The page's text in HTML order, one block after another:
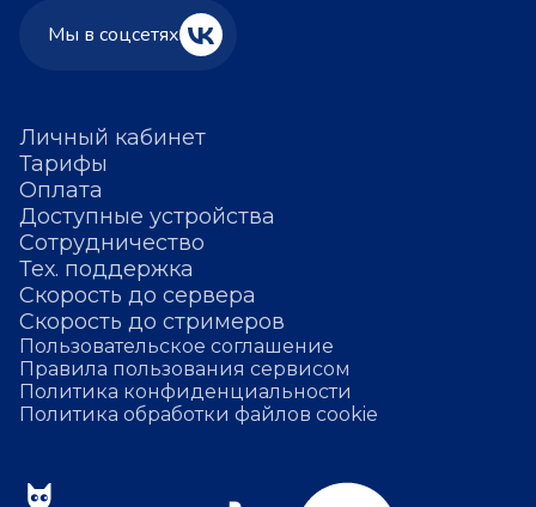
Личный кабинет
Тарифы
Оплата
Доступные устройства
Сотрудничество
Тех. поддержка
Скорость до сервера
Скорость до стримеров
Пользовательское соглашение
Правила пользования сервисом
Политика конфиденциальности
Политика обработки файлов cookie
Мы в соцсетях